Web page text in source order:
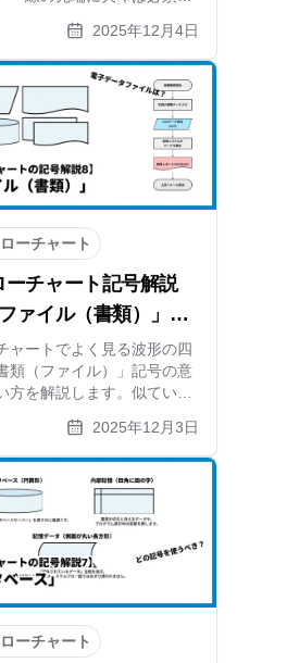
いった疑問を解説。見やす
るための引き方のコツや、
を整えてくれるツール
も紹介します。
2025年12月4日
ーチャート
ーチャート記号解説
ァイル（書類）」電
タの場合も解説
ャートでよく見る波形の四
類（ファイル）」記号の意
方を解説します。似ている
類」や「データ」記号との
代のペーパーレス業務での
そして作成したフローチャ
のファイル出力についても
す。
2025年12月3日
ーチャート